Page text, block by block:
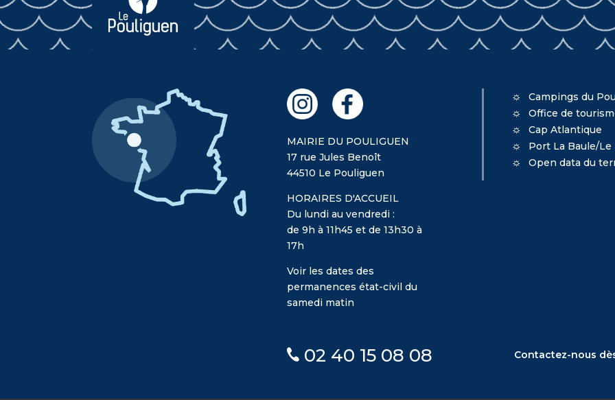
MAIRIE DU POULIGUEN
17 rue Jules Benoît
44510 Le Pouliguen
HORAIRES D'ACCUEIL
Du lundi au vendredi :
de 9h à 11h45 et de 13h30 à
17h
Voir les dates des
permanences état-civil du
samedi matin
Campings du
Office de
Cap Atlantique
Port La Baule/
Open data du
02 40 15 08 08 Contactez-nous